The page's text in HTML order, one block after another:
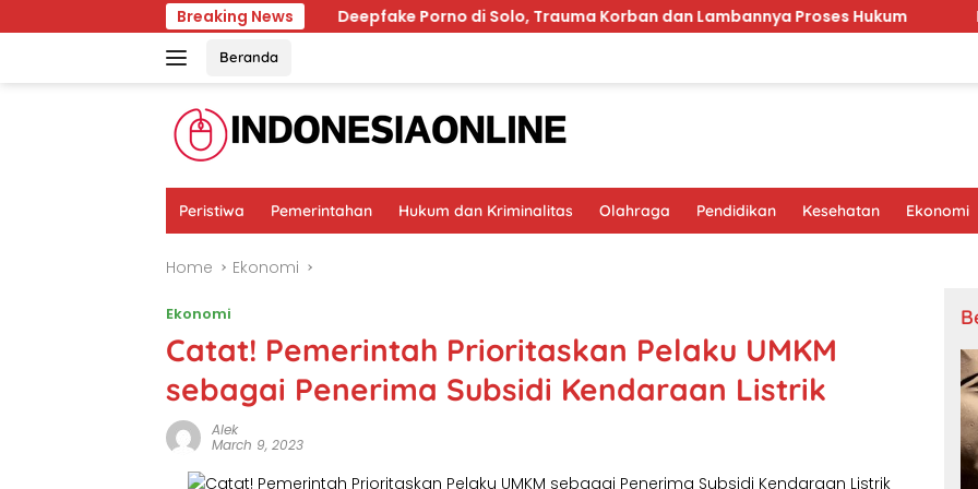
to
Breaking News
Ingatan Dunia Deepfake Porno di Solo, Trauma Korban dan Lambannya Proses Hukum
Beranda
Peristiwa Pemerintahan Hukum dan Kriminalitas Olahraga Pendidikan Kesehatan Ekonomi
Home Ekonomi
Ekonomi
Catat! Pemerintah Prioritaskan Pelaku UMKM
sebagai Penerima Subsidi Kendaraan Listrik
Alek
March 9, 2023